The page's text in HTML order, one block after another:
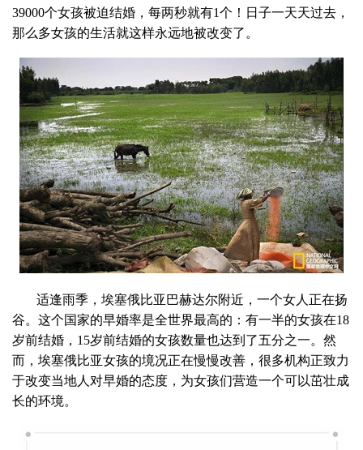
39000个女孩被迫结婚，每两秒就有1个！日子一天天过去，
那么多女孩的生活就这样永远地被改变了。
适逢雨季，埃塞俄比亚巴赫达尔附近，一个女人正在扬
谷。这个国家的早婚率是全世界最高的：有一半的女孩在18
岁前结婚，15岁前结婚的女孩数量也达到了五分之一。然
而，埃塞俄比亚女孩的境况正在慢慢改善，很多机构正致力
于改变当地人对早婚的态度，为女孩们营造一个可以茁壮成
长的环境。